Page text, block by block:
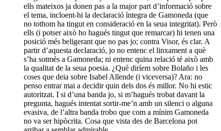
ells mateixos ja donen pas a la major part d’informació sobre
el tema, incloent-hi la declaració íntegra de Gamoneda (que
no tothom ha tingut en consideració en la seua integritat). Però
ells (i potser això ho hagués tingut que remarcar) hi tenen una
posició més beligerant que no pas jo; contra Visor, és clar. A
partir d’aquesta declaració, jo no entenc el linxament a què
s’ha sotmès a Gamoneda; ni entenc quina relació té això amb
la qualitat de la seua poesia. ¿Què diríem sobre Bolaño i les
coses que deia sobre Isabel Allende (i viceversa)? Ara: no
penso entrar mai a decidir quin dels dos és millor. No hi estic
autoritzat. I si d’una banda jo, si m’hagués trobat davant la
pregunta, hagués intentat sortir-me’n amb un silenci o alguna
evasiva, de l’altra banda trobo que com a mínim Gamoneda
no va ser hipòcrita. Cosa que vista des de Barcelona pot